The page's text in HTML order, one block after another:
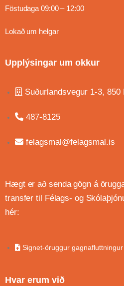
Föstudaga 09:00 – 12:00
Lokað um helgar
Upplýsingar um okkur
Suðurlandsvegur 1-3, 850
487-8125
felagsmal@felagsmal.is
Hægt er að senda gögn á
transfer til Félags- og
hér:
Signet-öruggur gagnafluttningur
Hvar erum við